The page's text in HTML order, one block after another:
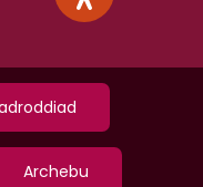
Archebu